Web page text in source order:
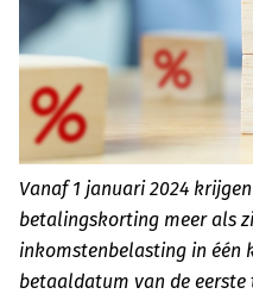
Vanaf 1 januari 2024
betalingskorting meer als
inkomstenbelasting in één
betaaldatum van de